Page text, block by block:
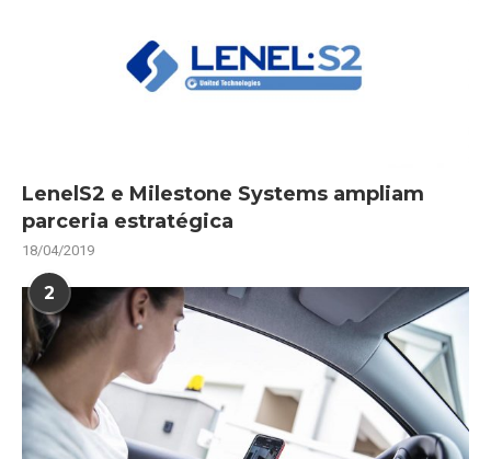
LenelS2 e Milestone Systems ampliam
parceria estratégica
18/04/2019
2